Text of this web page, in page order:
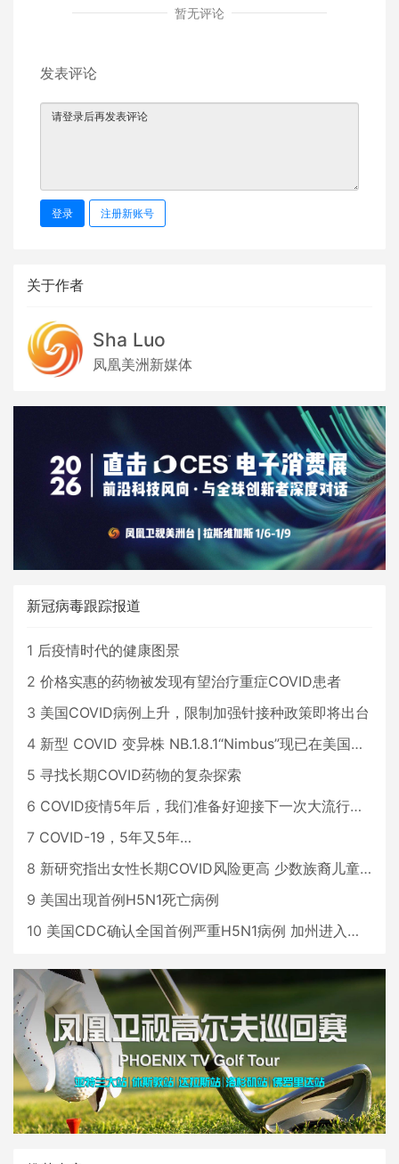
暂无评论
发表评论
登录 注册新账号
关于作者
Sha Luo
凤凰美洲新媒体
新冠病毒跟踪报道
1 后疫情时代的健康图景
2 价格实惠的药物被发现有望治疗重症COVID患者
3 美国COVID病例上升，限制加强针接种政策即将出台
4 新型 COVID 变异株 NB.1.8.1“Nimbus”现已在美国占据主导地位
5 寻找长期COVID药物的复杂探索
6 COVID疫情5年后，我们准备好迎接下一次大流行了吗？
7 COVID-19，5年又5年…
8 新研究指出女性长期COVID风险更高 少数族裔儿童存在差异
9 美国出现首例H5N1死亡病例
10 美国CDC确认全国首例严重H5N1病例 加州进入紧急状态